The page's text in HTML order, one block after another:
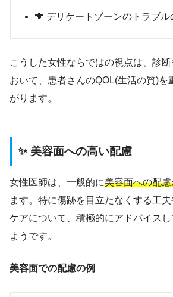
💗 デリケートゾーンのトラブル
こうした女性ならではの視点は、診
おいて、患者さんのQOL(生活の質)を
がります。
✨ 美容面への高い配慮
女性医師は、一般的に美容面への配
ます。特に傷跡を目立たなくする工
ケアについて、積極的にアドバイス
ようです。
美容面での配慮の例